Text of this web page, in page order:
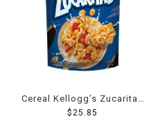
Cereal Kellogg’s Zucaritas
Ekonobolsa 125 g
$25.85